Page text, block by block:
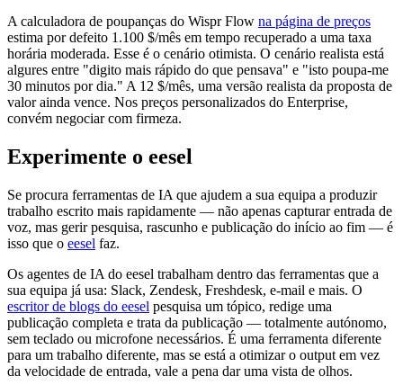
A calculadora de poupanças do Wispr Flow na página de preços
estima por defeito 1.100 $/mês em tempo recuperado a uma taxa
horária moderada. Esse é o cenário otimista. O cenário realista está
algures entre "digito mais rápido do que pensava" e "isto poupa-me
30 minutos por dia." A 12 $/mês, uma versão realista da proposta de
valor ainda vence. Nos preços personalizados do Enterprise,
convém negociar com firmeza.
Experimente o eesel
Se procura ferramentas de IA que ajudem a sua equipa a produzir
trabalho escrito mais rapidamente — não apenas capturar entrada de
voz, mas gerir pesquisa, rascunho e publicação do início ao fim — é
isso que o eesel faz.
Os agentes de IA do eesel trabalham dentro das ferramentas que a
sua equipa já usa: Slack, Zendesk, Freshdesk, e-mail e mais. O
escritor de blogs do eesel pesquisa um tópico, redige uma
publicação completa e trata da publicação — totalmente autónomo,
sem teclado ou microfone necessários. É uma ferramenta diferente
para um trabalho diferente, mas se está a otimizar o output em vez
da velocidade de entrada, vale a pena dar uma vista de olhos.